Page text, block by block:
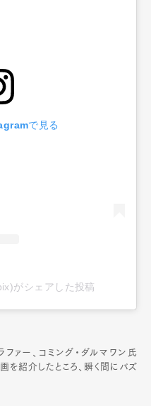
で見る
がシェアした投稿
ァー、コミング・ダルマワン氏
紹介したところ、瞬く間にバズ